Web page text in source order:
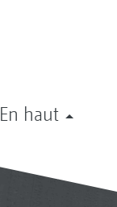
En haut